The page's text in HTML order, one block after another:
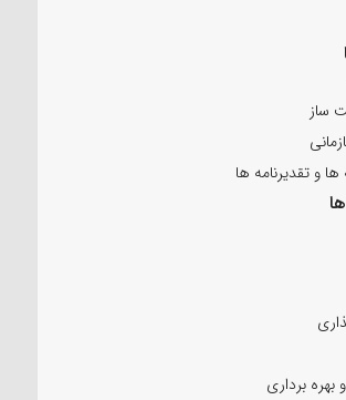
ساز
ها و تقدیرنامه ها
بهره برداری